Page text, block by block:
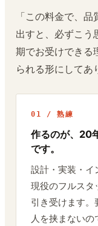
「この料金で、
出すと、必ずこう
期でお受けできる
られる形にしてあ
01 / 熟練
作るのが、20
です。
設計・実装・イ
現役のフルスタ
引き受けます。
人を挟まない